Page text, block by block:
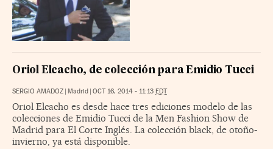
Oriol Elcacho, de colección para Emidio Tucci
SERGIO AMADOZ Madrid OCT 16, 2014 - 11:13 EDT
Oriol Elcacho es desde hace tres ediciones modelo de las
colecciones de Emidio Tucci de la Men Fashion Show de
Madrid para El Corte Inglés. La colección black, de otoño-
invierno, ya está disponible.